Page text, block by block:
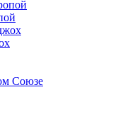
Союзе